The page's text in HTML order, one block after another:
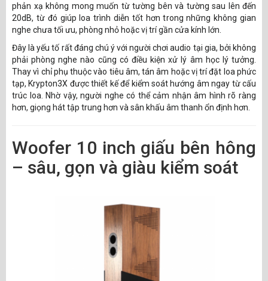
phản xạ không mong muốn từ tường bên và tường sau lên đến
20dB, từ đó giúp loa trình diễn tốt hơn trong những không gian
nghe chưa tối ưu, phòng nhỏ hoặc vị trí gần cửa kính lớn.
Đây là yếu tố rất đáng chú ý với người chơi audio tại gia, bởi không
phải phòng nghe nào cũng có điều kiện xử lý âm học lý tưởng.
Thay vì chỉ phụ thuộc vào tiêu âm, tán âm hoặc vị trí đặt loa phức
tạp, Krypton3X được thiết kế để kiểm soát hướng âm ngay từ cấu
trúc loa. Nhờ vậy, người nghe có thể cảm nhận âm hình rõ ràng
hơn, giọng hát tập trung hơn và sân khấu âm thanh ổn định hơn.
Woofer 10 inch giấu bên hông
– sâu, gọn và giàu kiểm soát